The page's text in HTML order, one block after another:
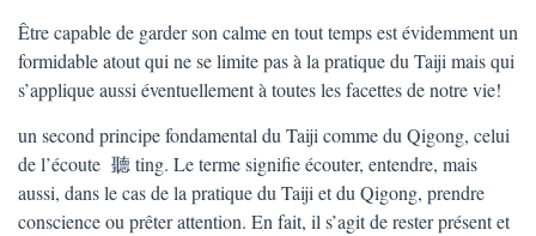
Être capable de garder son calme en tout temps est évidemment un
formidable atout qui ne se limite pas à la pratique du Taiji mais qui
s’applique aussi éventuellement à toutes les facettes de notre vie!
un second principe fondamental du Taiji comme du Qigong, celui
de l’écoute 聽 ting. Le terme signifie écouter, entendre, mais
aussi, dans le cas de la pratique du Taiji et du Qigong, prendre
conscience ou prêter attention. En fait, il s’agit de rester présent et